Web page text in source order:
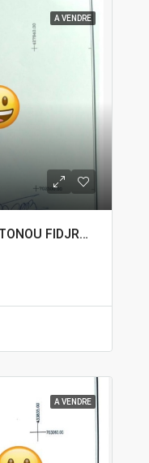
A VENDRE
PARCELLE À VENDRE À COTONOU FIDJROSSÈ
A VENDRE